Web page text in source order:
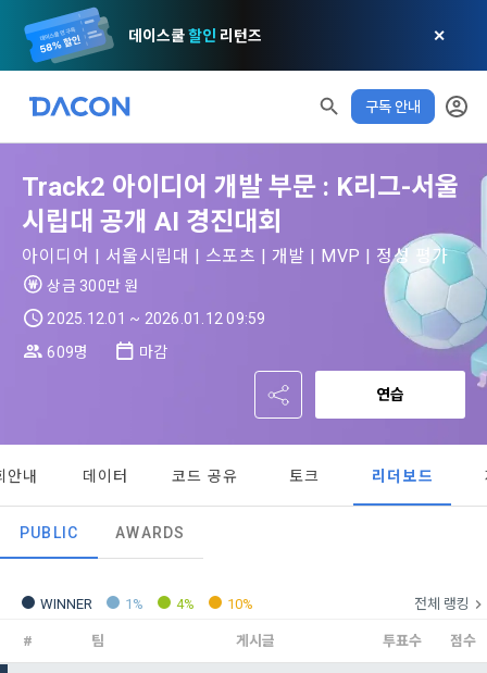
데이스쿨할인 리턴즈 ✕
구독 안내
알림 모두 읽음 모두 삭제 닫기
✕ MY XP
LEVEL 1 다음 레벨까지150 XP
오늘의 XP
0 / 800
이용약관
제 1 조 (목적)
본 약관은 데이콘 주식회사(이하 “회사”)와 “회원” 간에 정보 서
비스를 이용하는 조건 및 절차에 관한 필요한 사항을 약속하여
규정하는 데 그 목적이 있다. “회원”은 모든 약관에 동의해야 하
며, 어떤 방식이든 본 서비스를 사용한다는 것은 “회원”이 본 약
관의 전부에 동의한다는 것을 의미하며 본 약관은 “회원”이 서비
제 2 조 (용어의 정의)
이 약관에서 사용하는 용어의 정의는 아래와 같다.
1."사이트"라 함은 "회사"가 서비스를 "회원"에게 제공하기 위하
또는 "회사"가 운영하는 아래 웹사이트를 말한다.
개인정보 처리방침
(2021.05.24 본)
데이콘은 이용자 개인정보 보호를 여러 경영요소 가운데 최
우선의 가치로 두고 있습니다. 데이콘주식회사(이하 ‘데이콘’ 또
등 국내의 개인정보 보호 법령을 철저히 준수합니다.
며, 필요에 따라 누구와 이를 공유(‘위탁 또는 제공’)하며, 이용목
살이’와 관련한 정보를 투명하게 제공합니다.
마케팅 정보 수신 동의
1. 광고성 정보의 이용목적
DACON이 제공하는 이용자 맞춤형 서비스 및 상품 추천, 각종
경품 행사, 이벤트, 경진대회 홍보 목적 등의 광고성 정보를 전자
- 마케팅 수신 동의는 거부하실 수 있으며 동의 이후에라도 고객
에 제한이 되지 않습니다.
단, 할인, 이벤트 및 이용자 맞춤형 상품 추천 등의 마케팅 정보
안내 서비스가 제한됩니다.
Track2 아이디어 개발 부문 : K리그-서울
시립대 공개 AI 경진대회
아이디어 | 서울시립대 | 스포츠 | 개발 | MVP | 정성 평가
상금 300만 원
2025.12.01 ~ 2026.01.12 09:59
609명
마감
연습
안내 데이터 코드 공유 토크 리더보드
PUBLIC AWARDS
WINNER 1% 4% 10% 전체 랭킹
# 팀 게시글 투표수 점수